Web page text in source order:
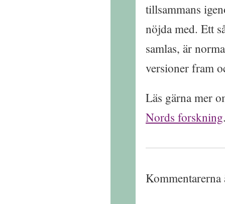
tillsammans
nöjda med. Ett
samlas, är
versioner fram
Läs gärna mer
Nords forskning
Kommentarerna